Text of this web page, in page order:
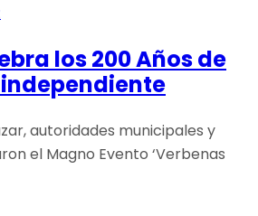
los 200 Años de
autoridades municipales y
el Magno Evento ‘Verbenas